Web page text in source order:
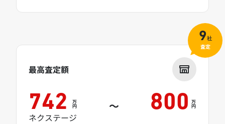
最高査定額
742 万
円 ～ 800 万
円
ネクステージ
9社
査定